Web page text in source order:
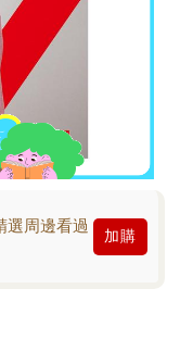
周邊看過
加購